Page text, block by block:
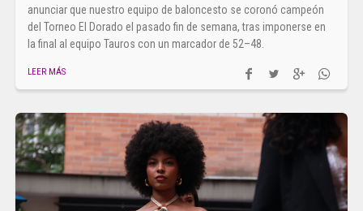
anunciar que nuestro equipo de baloncesto se coronó campeón
del Torneo El Dorado el pasado fin de semana, tras imponerse en
la final al equipo Tauros con un marcador de 52–48.
LEER MÁS